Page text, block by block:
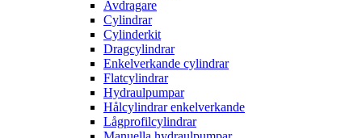
Avdragare
Cylindrar
Cylinderkit
Dragcylindrar
Enkelverkande cylindrar
Flatcylindrar
Hydraulpumpar
Hålcylindrar enkelverkande
Lågprofilcylindrar